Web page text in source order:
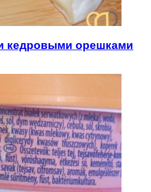
кедровыми орешками